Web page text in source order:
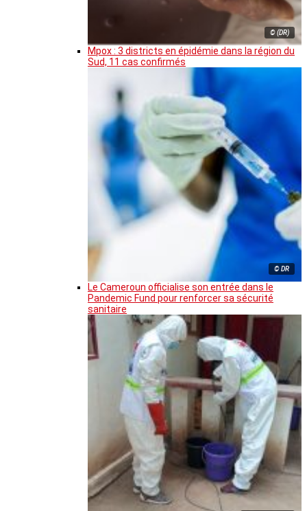
© (DR)
Mpox : 3 districts en épidémie dans la région du
Sud, 11 cas confirmés
© DR
Le Cameroun officialise son entrée dans le
Pandemic Fund pour renforcer sa sécurité
sanitaire